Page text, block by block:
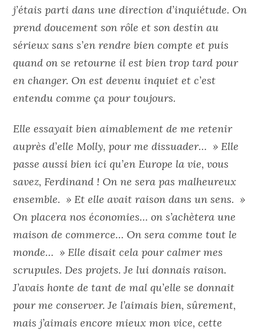
j’étais parti dans une direction d’inquiétude. On
prend doucement son rôle et son destin au
sérieux sans s’en rendre bien compte et puis
quand on se retourne il est bien trop tard pour
en changer. On est devenu inquiet et c’est
entendu comme ça pour toujours.
Elle essayait bien aimablement de me retenir
auprès d’elle Molly, pour me dissuader… » Elle
passe aussi bien ici qu’en Europe la vie, vous
savez,Ferdinand ! On ne sera pas malheureux
ensemble. » Et elle avait raison dans un sens. »
On placera nos économies… on s’achètera une
maison decommerce… On sera comme tout le
monde… » Elle disait cela pour calmer mes
scrupules. Des projets. Je lui donnais raison.
J’avais honte de tant de mal qu’elle se donnait
pour me conserver. Je l’aimais bien, sûrement,
mais j’aimais encore mieux mon vice, cette